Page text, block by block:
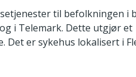
til befolkningen i
i Telemark. Dette utgjør et
er sykehus lokalisert i